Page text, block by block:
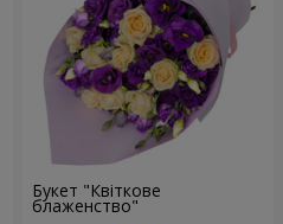
Букет "Квіткове
блаженство"